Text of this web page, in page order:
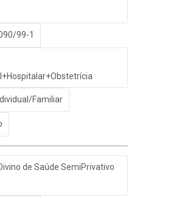
99-1
Familiar
de Saúde SemiPrivativo